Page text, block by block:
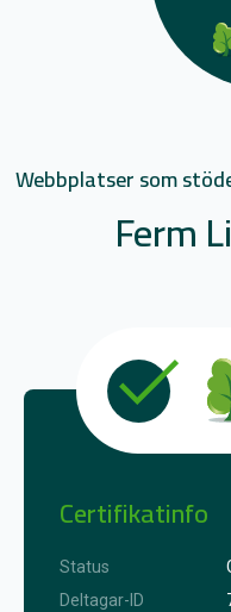
Webbplatser som
Ferm
Certifikatinfo
Status
Deltagar-ID